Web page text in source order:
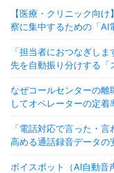
【医療・クリニック向
察に集中するための「AI
「担当者におつなぎし
先を自動振り分けする「
なぜコールセンターの離
してオペレーターの定
「電話対応で言った・
高める通話録音データの
ボイスボット（AI自動音